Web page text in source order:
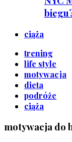
ciąża
trening
life style
motywacja
dieta
podróże
ciąża
motywacja do